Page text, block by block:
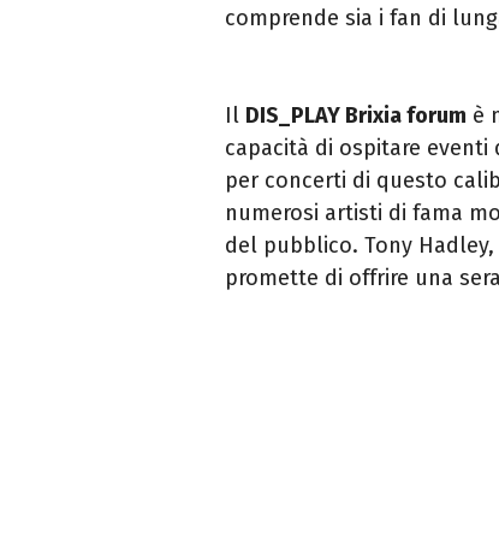
comprende sia i fan di
Il DIS_PLAY Brixia forum è
capacità di ospitare
per concerti di questo
numerosi artisti di fama
del pubblico. Tony
promette di offrire una